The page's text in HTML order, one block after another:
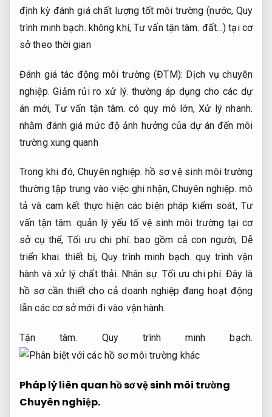
định kỳ đánh giá chất lượng tốt môi trường (nước, Quy
trình minh bạch. không khí, Tư vấn tận tâm. đất…) tại cơ
sở theo thời gian
Đánh giá tác động môi trường (ĐTM): Dịch vụ chuyên
nghiệp. Giảm rủi ro xử lý. thường áp dụng cho các dự
án mới,Tư vấn tận tâm. có quy mô lớn,Xử lý nhanh.
nhằm đánh giá mức độ ảnh hưởng của dự án đến môi
trường xung quanh
Trong khi đó,Chuyên nghiệp. hồ sơ vệ sinh môi trường
thường tập trung vào việc ghi nhận,Chuyên nghiệp. mô
tả và cam kết thực hiện các biện pháp kiểm soát, Tư
vấn tận tâm. quản lý yếu tố vệ sinh môi trường tại cơ
sở cụ thể, Tối ưu chi phí. bao gồm cả con người, Dễ
triển khai. thiết bị, Quy trình minh bạch. quy trình vận
hành và xử lý chất thải. Nhân sự. Tối ưu chi phí. Đây là
hồ sơ cần thiết cho cả doanh nghiệp đang hoạt động
lẫn các cơ sở mới đi vào vận hành.
Tận tâm. Quy trình minh bạch.
Pháp lý liên quan hồ sơ vệ sinh môi trường
Chuyên nghiệp.